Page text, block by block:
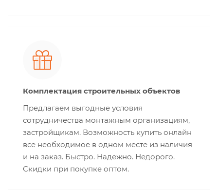
Комплектация строительных объектов
Предлагаем выгодные условия
сотрудничества монтажным организациям,
застройщикам. Возможность купить онлайн
все необходимое в одном месте из наличия
и на заказ. Быстро. Надежно. Недорого.
Скидки при покупке оптом.